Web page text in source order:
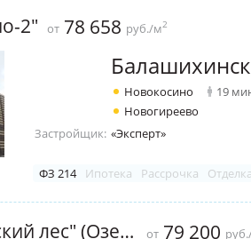
2" от 78 658 руб./м2
Новокосино
19
Новогиреево
Застройщик: «Эксперт»
ФЗ 214 Ипотека Рассрочка
ЖК "Измайловский лес" (Озерный) от 79 200